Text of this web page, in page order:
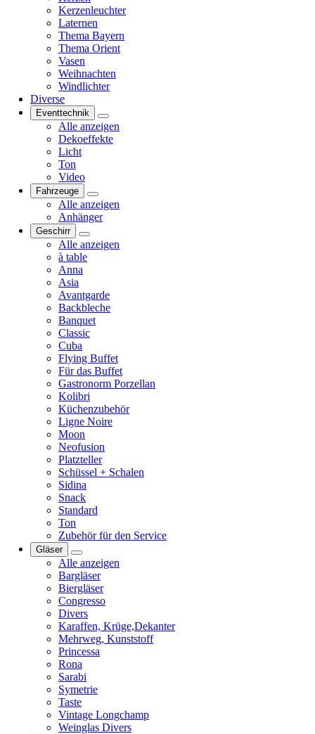
Kerzenleuchter
Laternen
Thema Bayern
Thema Orient
Vasen
Weihnachten
Windlichter
Diverse
Eventtechnik
Alle anzeigen
Dekoeffekte
Licht
Ton
Video
Fahrzeuge
Alle anzeigen
Anhänger
Geschirr
Alle anzeigen
à table
Anna
Asia
Avantgarde
Backbleche
Banquet
Classic
Cuba
Flying Buffet
Für das Buffet
Gastronorm Porzellan
Kolibri
Küchenzubehör
Ligne Noire
Moon
Neofusion
Platzteller
Schüssel + Schalen
Sidina
Snack
Standard
Ton
Zubehör für den Service
Gläser
Alle anzeigen
Bargläser
Biergläser
Congresso
Divers
Karaffen, Krüge,Dekanter
Mehrweg, Kunststoff
Princessa
Rona
Sarabi
Symetrie
Taste
Vintage Longchamp
Weinglas Divers